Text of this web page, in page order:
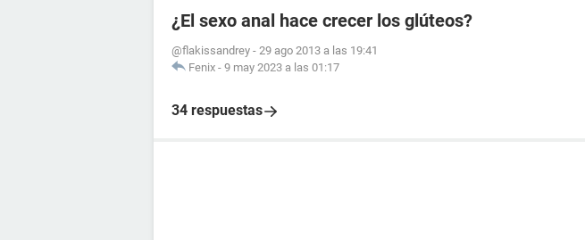
¿El sexo anal hace crecer los glúteos?
@flakissandrey - 29 ago 2013 a las 19:41
Fenix - 9 may 2023 a las 01:17
34 respuestas